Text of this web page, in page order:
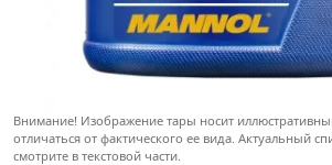
Внимание! Изображение тары носит
отличаться от фактического ее вида. Актуальный
смотрите в текстовой части.